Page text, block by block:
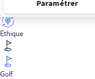
Ethique
Golf